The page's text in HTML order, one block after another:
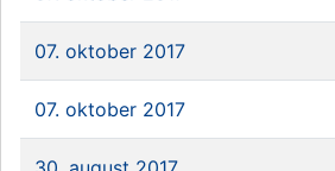
07. oktober 2017
07. oktober 2017